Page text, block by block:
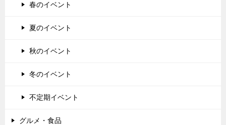
春のイベント
夏のイベント
秋のイベント
冬のイベント
不定期イベント
グルメ・食品